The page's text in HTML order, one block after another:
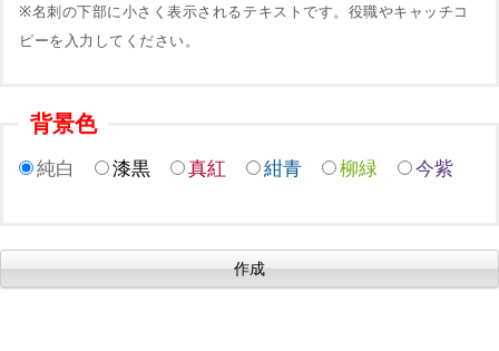
※名刺の下部に小さく表示されるテキストです。役職やキャッチコ
ピーを入力してください。
背景色
純白 漆黒 真紅 紺青 柳緑 今紫